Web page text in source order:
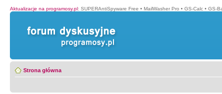
Aktualizacje na programosy.pl: SUPERAntiSpyware Free • MailWasher Pro • GS-Calc • GS-
Strona główna